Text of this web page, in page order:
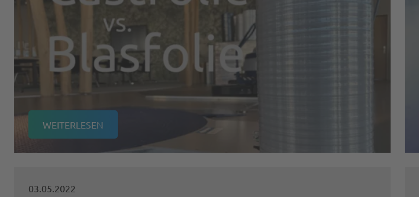
WEITERLESEN
03.05.2022